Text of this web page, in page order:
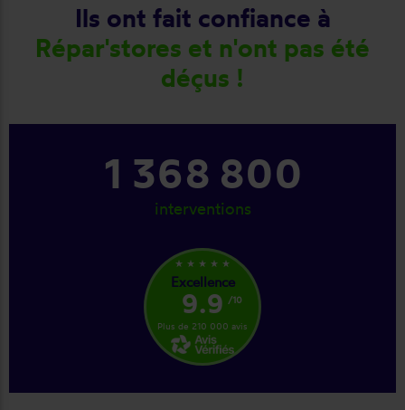
Ils ont fait confiance à
Répar'stores et n'ont pas été
déçus !
1 368 800
interventions
star_rate star_rate star_rate star_rate star_rate
Excellence
9.9 /10
Plus de 210 000 avis